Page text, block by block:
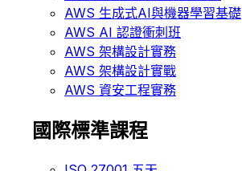
AWS 生成式AI與機器學習基礎
AWS AI 認證衝刺班
AWS 架構設計實務
AWS 架構設計實戰
AWS 資安工程實務
國際標準課程